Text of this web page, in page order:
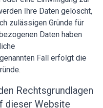
Ihre Daten gelöscht,
zulässigen Gründe für
Daten haben
Fall erfolgt die
Rechtsgrundlagen
dieser Website